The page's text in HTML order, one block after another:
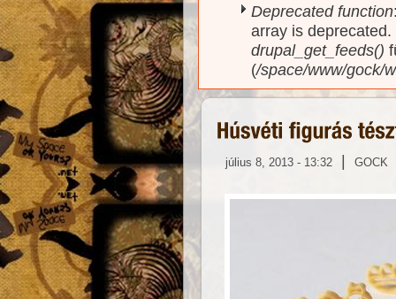
Deprecated function
array is
drupal_get_feeds()
(/space/www/gock/
július 8, 2013 - 13:32 | GOCK